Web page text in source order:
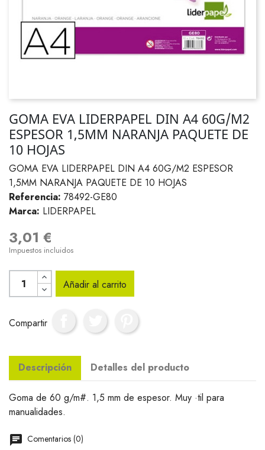
GOMA EVA LIDERPAPEL DIN A4 60G/M2
ESPESOR 1,5MM NARANJA PAQUETE DE
10 HOJAS
GOMA EVA LIDERPAPEL DIN A4 60G/M2 ESPESOR
1,5MM NARANJA PAQUETE DE 10 HOJAS
Referencia: 78492-GE80
Marca: LIDERPAPEL
3,01 €
Impuestos incluidos
Añadir al carrito
Compartir
Descripción Detalles del producto
Goma de 60 g/m#. 1,5 mm de espesor. Muy ·til para
manualidades.
Comentarios (0)